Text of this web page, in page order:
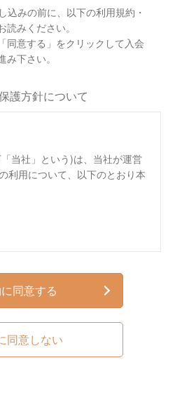
込みの前に、以下の利用規約・
みください。
同意する」をクリックして入会
下さい。
護方針について
当社」という)は、当社が運営
利用について、以下のとおり本
Ｓ日テレ（以下、「当社」と
通信販売サイト「BS日テレ
イト」といいます。）におい
下、「本サービス」といいま
のアクセス、本サービスの閲
商品の購入などの利用を行っ
同意する
同意しない